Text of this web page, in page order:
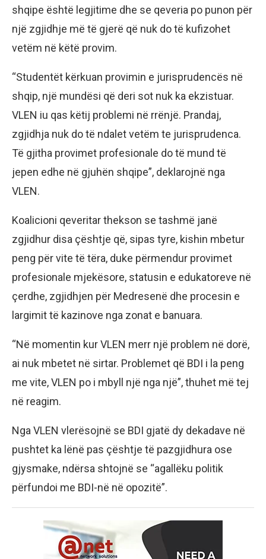
shqipe është legjitime dhe se qeveria po punon për
një zgjidhje më të gjerë që nuk do të kufizohet
vetëm në këtë provim.
“Studentët kërkuan provimin e jurisprudencës në
shqip, një mundësi që deri sot nuk ka ekzistuar.
VLEN iu qas këtij problemi në rrënjë. Prandaj,
zgjidhja nuk do të ndalet vetëm te jurisprudenca.
Të gjitha provimet profesionale do të mund të
jepen edhe në gjuhën shqipe”, deklarojnë nga
VLEN.
Koalicioni qeveritar thekson se tashmë janë
zgjidhur disa çështje që, sipas tyre, kishin mbetur
peng për vite të tëra, duke përmendur provimet
profesionale mjekësore, statusin e edukatoreve në
çerdhe, zgjidhjen për Medresenë dhe procesin e
largimit të kazinove nga zonat e banuara.
“Në momentin kur VLEN merr një problem në dorë,
ai nuk mbetet në sirtar. Problemet që BDI i la peng
me vite, VLEN po i mbyll një nga një”, thuhet më tej
në reagim.
Nga VLEN vlerësojnë se BDI gjatë dy dekadave në
pushtet ka lënë pas çështje të pazgjidhura ose
gjysmake, ndërsa shtojnë se “agallëku politik
përfundoi me BDI-në në opozitë”.